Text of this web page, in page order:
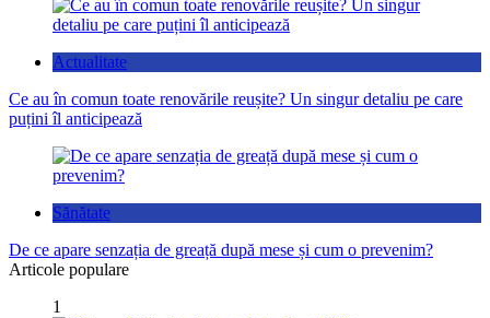
Actualitate
Ce au în comun toate renovările reușite? Un singur detaliu pe care
puțini îl anticipează
Sănătate
De ce apare senzația de greață după mese și cum o prevenim?
Articole populare
1